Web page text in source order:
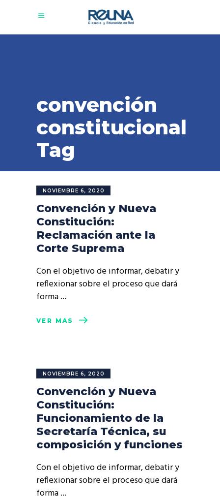
convención
constitucional
Tag
NOVIEMBRE 6, 2020
Convención y Nueva
Constitución:
Reclamación ante la
Corte Suprema
Con el objetivo de informar, debatir y
reflexionar sobre el proceso que dará
forma
VER MÁS
NOVIEMBRE 6, 2020
Convención y Nueva
Constitución:
Funcionamiento de la
Secretaría Técnica, su
composición y funciones
Con el objetivo de informar, debatir y
reflexionar sobre el proceso que dará
forma